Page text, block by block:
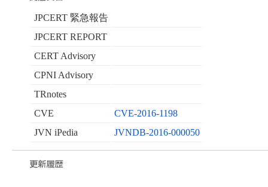
JPCERT 緊急報告
JPCERT REPORT
CERT Advisory
CPNI Advisory
TRnotes
CVE
CVE-2016-1198
JVN iPedia
JVNDB-2016-000050